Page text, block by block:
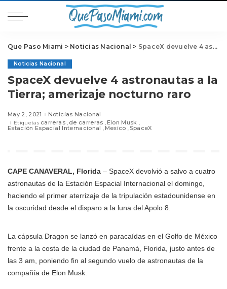
Que Paso Miami > Noticias Nacional > SpaceX devuelve 4 astronautas a la Tierra; amerizaje nocturno raro
Noticias Nacional
SpaceX devuelve 4 astronautas a la
Tierra; amerizaje nocturno raro
May 2, 2021 Noticias Nacional
Etiquetas carreras de carreras Elon Musk
Estación Espacial Internacional Mexico SpaceX
CAPE CANAVERAL, Florida – SpaceX devolvió a salvo a cuatro
astronautas de la Estación Espacial Internacional el domingo,
haciendo el primer aterrizaje de la tripulación estadounidense en
la oscuridad desde el disparo a la luna del Apolo 8.
La cápsula Dragon se lanzó en paracaídas en el Golfo de México
frente a la costa de la ciudad de Panamá, Florida, justo antes de
las 3 am, poniendo fin al segundo vuelo de astronautas de la
compañía de Elon Musk.